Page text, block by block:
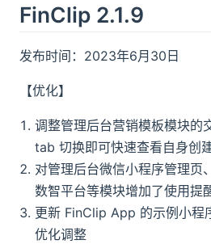
FinClip 2.1.9
发布时间：2023年6月30日
【优化】
调整管理后台营销模板模块的
tab 切换即可快速查看自身创
对管理后台微信小程序管理页
数智平台等模块增加了使用提
更新 FinClip App 的示例小程
优化调整